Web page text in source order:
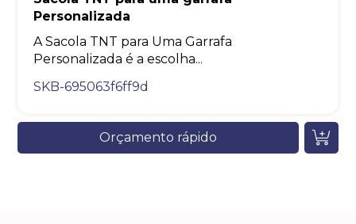
Personalizada
A Sacola TNT para Uma Garrafa
Personalizada é a escolha...
SKB-695063f6ff9d
Orçamento rápido